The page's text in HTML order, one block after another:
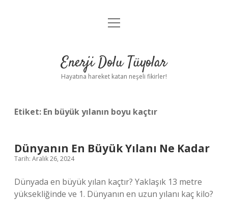
Anasayfa
Yasal Uyarı
menüyü
Enerji Dolu Tüyolar
Hayatına hareket katan neşeli fikirler!
Etiket: En büyük yılanın boyu kaçtır
Dünyanın En Büyük Yılanı Ne Kadar
Tarih: Aralık 26, 2024
Dünyada en büyük yılan kaçtır? Yaklaşık 13 metre
yüksekliğinde ve 1. Dünyanın en uzun yılanı kaç kilo?